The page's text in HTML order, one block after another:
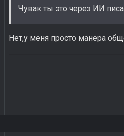
Чувак ты это через ИИ
Нет,у меня просто манера